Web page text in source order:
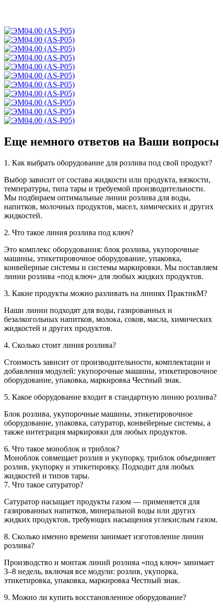
Еще немного ответов на Ваши вопросы
1. Как выбрать оборудование для розлива под свой продукт?
Выбор зависит от состава жидкости или продукта, вязкости,
температуры, типа тары и требуемой производительности.
Мы подбираем оптимальные линии розлива для воды,
напитков, молочных продуктов, масел, химических и других
жидкостей.
2. Что такое линия розлива под ключ?
Это комплекс оборудования: блок розлива, укупорочные
машины, этикетировочное оборудование, упаковка,
конвейерные системы и системы маркировки. Мы поставляем
линии розлива «под ключ» для любых жидких продуктов.
3. Какие продукты можно разливать на линиях ПрактикМ?
Наши линии подходят для воды, газированных и
безалкогольных напитков, молока, соков, масла, химических
жидкостей и других продуктов.
4. Сколько стоит линия розлива?
Стоимость зависит от производительности, комплектации и
добавления модулей: укупорочные машины, этикетировочное
оборудование, упаковка, маркировка Честный знак.
5. Какое оборудование входит в стандартную линию розлива?
Блок розлива, укупорочные машины, этикетировочное
оборудование, упаковка, сатуратор, конвейерные системы, а
также интеграция маркировки для любых продуктов.
6. Что такое моноблок и триблок?
Моноблок совмещает розлив и укупорку, триблок объединяет
розлив, укупорку и этикетировку. Подходит для любых
жидкостей и типов тары.
7. Что такое сатуратор?
Сатуратор насыщает продукты газом — применяется для
газированных напитков, минеральной воды или других
жидких продуктов, требующих насыщения углекислым газом.
8. Сколько именно времени занимает изготовление линии
розлива?
Производство и монтаж линий розлива «под ключ» занимает
3–8 недель, включая все модули: розлив, укупорка,
этикетировка, упаковка, маркировка Честный знак.
9. Можно ли купить восстановленное оборудование?